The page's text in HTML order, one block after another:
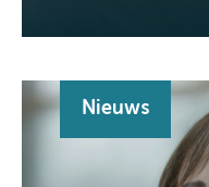
Nieuws